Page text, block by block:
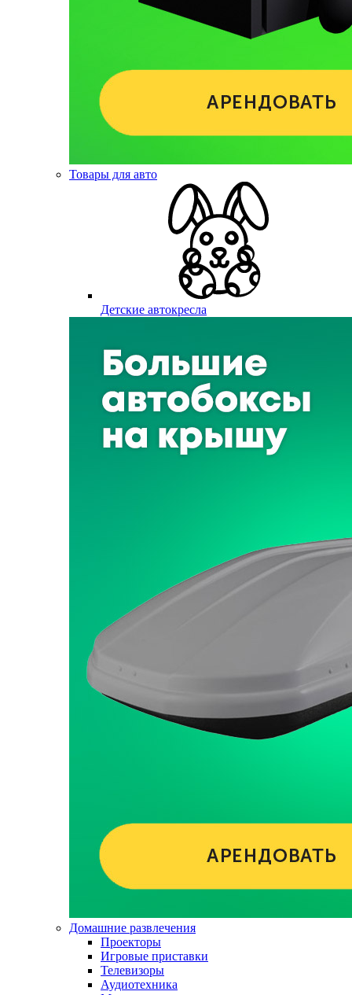
Товары для авто
Детские автокресла
Домашние развлечения
Проекторы
Игровые приставки
Телевизоры
Аудиотехника